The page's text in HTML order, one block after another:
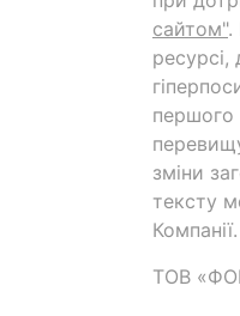
сайтом".
першого
зміни
тексту
Компанії.
ТОВ